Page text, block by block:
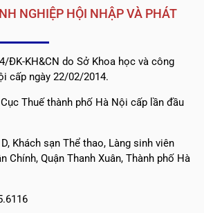
NGHIỆP HỘI NHẬP VÀ PHÁT
ĐK-KH&CN do Sở Khoa học và công
cấp ngày 22/02/2014.
Thuế thành phố Hà Nội cấp lần đầu
Khách sạn Thể thao, Làng sinh viên
Chính, Quận Thanh Xuân, Thành phố Hà